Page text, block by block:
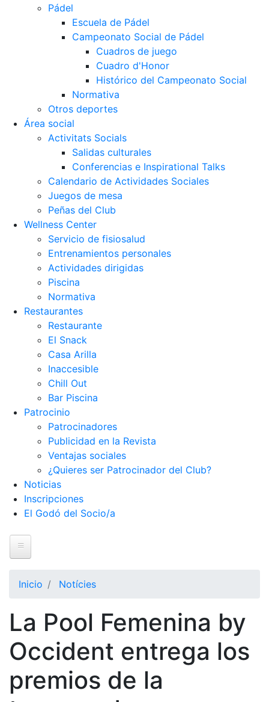
Pádel
Escuela de Pádel
Campeonato Social de Pádel
Cuadros de juego
Cuadro d'Honor
Histórico del Campeonato Social
Normativa
Otros deportes
Área social
Activitats Socials
Salidas culturales
Conferencias e Inspirational Talks
Calendario de Actividades Sociales
Juegos de mesa
Peñas del Club
Wellness Center
Servicio de fisiosalud
Entrenamientos personales
Actividades dirigidas
Piscina
Normativa
Restaurantes
Restaurante
El Snack
Casa Arilla
Inaccesible
Chill Out
Bar Piscina
Patrocinio
Patrocinadores
Publicidad en la Revista
Ventajas sociales
¿Quieres ser Patrocinador del Club?
Noticias
Inscripciones
El Godó del Socio/a
Historia
Nuestra historia
Cronología
Presidentes
Organización
Inicio Notícies
La Pool Femenina by
Occident entrega los
premios de la